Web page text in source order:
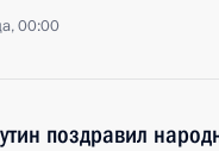
00:00
поздравил